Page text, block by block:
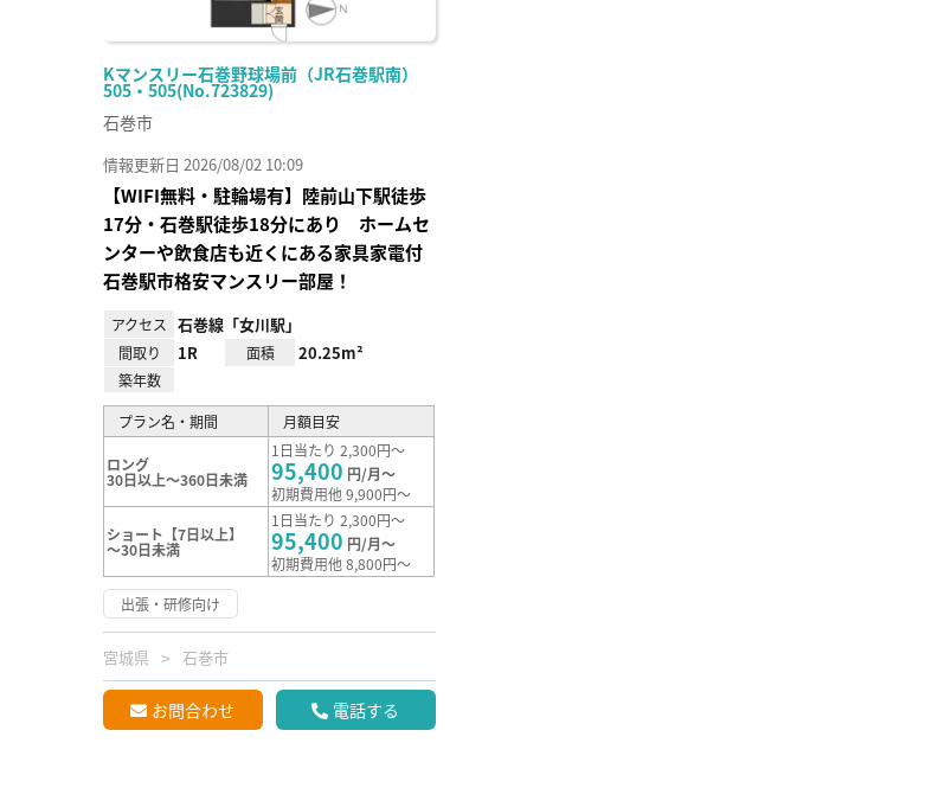
Kマンスリー石巻野球場前（JR石巻駅南）
505・505(No.723829)
石巻市
情報更新日 2026/08/02 10:09
【WIFI無料・駐輪場有】陸前山下駅徒歩
17分・石巻駅徒歩18分にあり ホームセ
ンターや飲食店も近くにある家具家電付
石巻駅市格安マンスリー部屋！
アクセス 石巻線「女川駅」
間取り 1R 面積 20.25m²
築年数
プラン名・期間 月額目安
ロング
30日以上～360日未満
1日当たり 2,300円～
95,400 円/月～
初期費用他 9,900円～
ショート【7日以上】
～30日未満
1日当たり 2,300円～
95,400 円/月～
初期費用他 8,800円～
出張・研修向け
宮城県 石巻市
お問合わせ 電話する